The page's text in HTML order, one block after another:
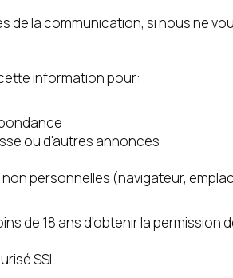
la communication, si nous ne
information pour:
ou d'autres annonces
personnelles (navigateur,
de 18 ans d'obtenir la
SSL.